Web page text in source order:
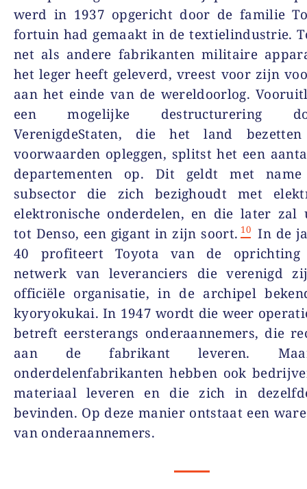
werd in 1937 opgericht door de familie
fortuin had gemaakt in de textielindustrie.
net als andere fabrikanten militaire
het leger heeft geleverd, vreest voor zijn
aan het einde van de wereldoorlog.
een mogelijke destructurering
VerenigdeStaten, die het land
voorwaarden opleggen, splitst het een
departementen op. Dit geldt met
subsector die zich bezighoudt met
elektronische onderdelen, en die later zal
tot Denso, een gigant in zijn soort. 10 In de
40 profiteert Toyota van de
netwerk van leveranciers die verenigd
officiële organisatie, in de archipel
kyoryokukai. In 1947 wordt die weer
betreft eersterangs onderaannemers, die
aan de fabrikant leveren.
onderdelenfabrikanten hebben ook
materiaal leveren en die zich in
bevinden. Op deze manier ontstaat een
van onderaannemers.